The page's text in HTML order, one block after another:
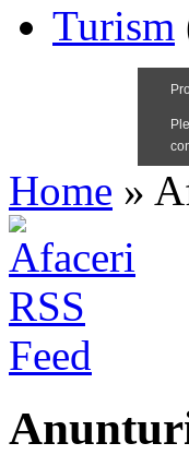
Turism
Home »